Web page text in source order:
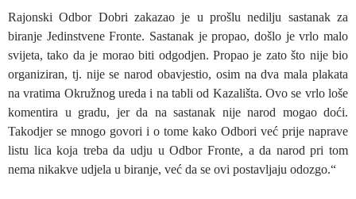
Rajonski Odbor Dobri zakazao je u prošlu nedilju sastanak za
biranje Jedinstvene Fronte. Sastanak je propao, došlo je vrlo malo
svijeta, tako da je morao biti odgodjen. Propao je zato što nije bio
organiziran, tj. nije se narod obavjestio, osim na dva mala plakata
na vratima Okružnog ureda i na tabli od Kazališta. Ovo se vrlo loše
komentira u gradu, jer da na sastanak nije narod mogao doći.
Takodjer se mnogo govori i o tome kako Odbori već prije naprave
listu lica koja treba da udju u Odbor Fronte, a da narod pri tom
nema nikakve udjela u biranje, već da se ovi postavljaju odozgo.“